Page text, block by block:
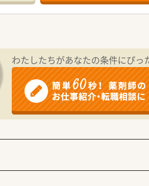
は珍しく週休二日制です
用した無菌製剤処理）
わたしたちがあなたの条件にぴっ